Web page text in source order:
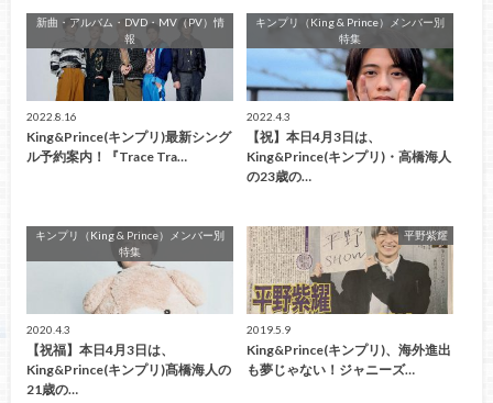
新曲・アルバム・DVD・MV（PV）情
報
2022.8.16
King&Prince(キンプリ)最新シング
ル予約案内！『Trace Tra…
キンプリ（King & Prince）メンバー別
特集
2022.4.3
【祝】本日4月3日は、
King&Prince(キンプリ)・高橋海人
の23歳の…
キンプリ（King & Prince）メンバー別
特集
2020.4.3
【祝福】本日4月3日は、
King&Prince(キンプリ)髙橋海人の
21歳の…
平野紫耀
2019.5.9
King&Prince(キンプリ)、海外進出
も夢じゃない！ジャニーズ…